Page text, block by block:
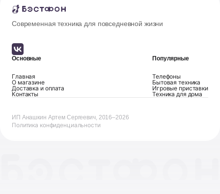
Современная техника для повседневной жизни
Основные
Главная
О магазине
Доставка и оплата
Контакты
Популярные
Телефоны
Бытовая техника
Игровые приставки
Техника для дома
ИП Анашкин Артем Сергеевич, 2016–2026
Политика конфиденциальности